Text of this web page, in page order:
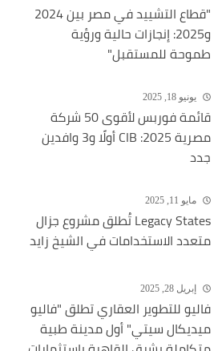
"قطاع التشييد في مصر بين 2024
و2025: إنجازات حالية ورؤية
طموحة للمستقبل"
يونيو 18, 2025
قائمة فوربس لأقوى 50 شركة
مصرية 2025: CIB أولًا و3 وافدين
جدد
مايو 11, 2025
Legacy States تُطلق مشروع جزال
متعدد الاستخدامات في الشيخ زايد
إبريل 28, 2025
فاليو للتطوير العقاري تطلق "فاليو
ميديكال سيتي" أول مدينة طبية